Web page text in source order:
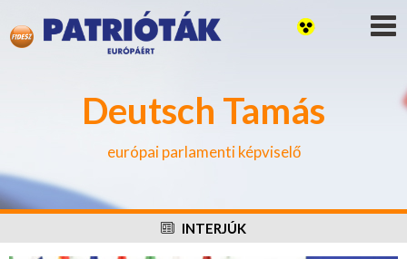
Deutsch Tamás
európai parlamenti képviselő
INTERJÚK